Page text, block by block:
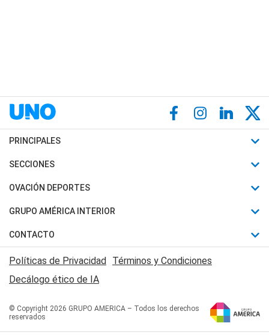
PRINCIPALES
Últimas Noticias
Política
Judiciales
Economia
SECCIONES
Horóscopo
Motores
Trucos caseros
Series y Películas
Edictos y Solicitadas
OVACIÓN DEPORTES
Fútbol
Mundial
Automovilismo
Rugby
Básquet
GRUPO AMÉRICA INTERIOR
Canal 7 en Vivo
San Juan 8
CONTACTO
Acerca de Nosotros
Contactanos
Políticas de Privacidad Términos y Condiciones
Decálogo ético de IA
© Copyright 2026 GRUPO AMERICA – Todos los derechos
reservados